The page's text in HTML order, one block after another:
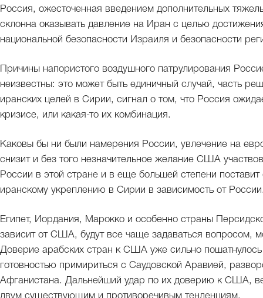
Россия, ожесточенная введением дополнительных
склонна оказывать давление на Иран с целью
национальной безопасности Израиля и безопасности
Причины напористого воздушного патрулирования
неизвестны: это может быть единичный случай, часть
иранских целей в Сирии, сигнал о том, что Россия
кризисе, или какая-то их комбинация.
Каковы бы ни были намерения России, увлечение на
снизит и без того незначительное желание США
России в этой стране и в еще большей степени поставит
иранскому укреплению в Сирии в зависимость от
Египет, Иордания, Марокко и особенно страны
зависит от США, будут все чаще задаваться вопросом,
Доверие арабских стран к США уже сильно
готовностью примириться с Саудовской Аравией,
Афганистана. Дальнейший удар по их доверию к США,
двум существующим и противоречивым тенденциям.